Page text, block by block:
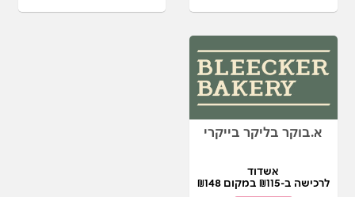
א.בוקר בליקר בייקרי
אשדוד
לרכישה ב-₪115 במקום ₪148